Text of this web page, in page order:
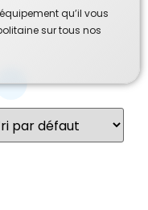
qu’il vous
sur tous nos